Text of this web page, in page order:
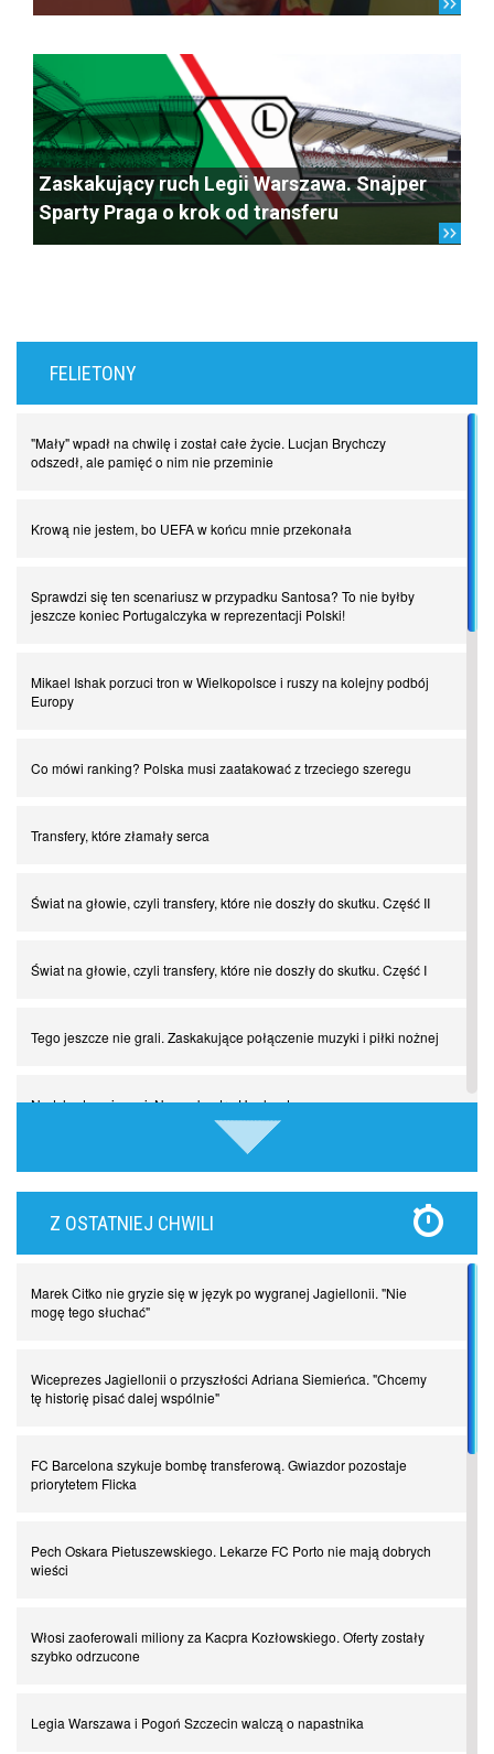
Zaskakujący ruch Legii Warszawa. Snajper
Sparty Praga o krok od transferu
FELIETONY
"Mały" wpadł na chwilę i został całe życie. Lucjan Brychczy
odszedł, ale pamięć o nim nie przeminie
Krową nie jestem, bo UEFA w końcu mnie przekonała
Sprawdzi się ten scenariusz w przypadku Santosa? To nie byłby
jeszcze koniec Portugalczyka w reprezentacji Polski!
Mikael Ishak porzuci tron w Wielkopolsce i ruszy na kolejny podbój
Europy
Co mówi ranking? Polska musi zaatakować z trzeciego szeregu
Transfery, które złamały serca
Świat na głowie, czyli transfery, które nie doszły do skutku. Część II
Świat na głowie, czyli transfery, które nie doszły do skutku. Część I
Tego jeszcze nie grali. Zaskakujące połączenie muzyki i piłki nożnej
Nadchodzą giganci. Nunez kontra Haaland
Lewandowski kontra Bayern. Czy wilk będzie syty, a owca cała?
Piłkarz z numerem 47. Phil Foden i inne przypadki
Spadkowicze z Serie A. Komu powiemy ciao?
Powrót do Ekstraklasy. Kolejny sen Miedzi Legnica
Chłopak z pizzerii. Kim był zmarły Mino Raiola?
drużynę?
Z OSTATNIEJ CHWILI
Marek Citko nie gryzie się w język po wygranej Jagiellonii. "Nie
mogę tego słuchać"
Wiceprezes Jagiellonii o przyszłości Adriana Siemieńca. "Chcemy
tę historię pisać dalej wspólnie"
FC Barcelona szykuje bombę transferową. Gwiazdor pozostaje
priorytetem Flicka
Pech Oskara Pietuszewskiego. Lekarze FC Porto nie mają dobrych
wieści
Włosi zaoferowali miliony za Kacpra Kozłowskiego. Oferty zostały
szybko odrzucone
Legia Warszawa i Pogoń Szczecin walczą o napastnika